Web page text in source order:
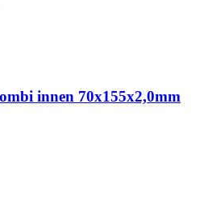
innen 70x155x2,0mm